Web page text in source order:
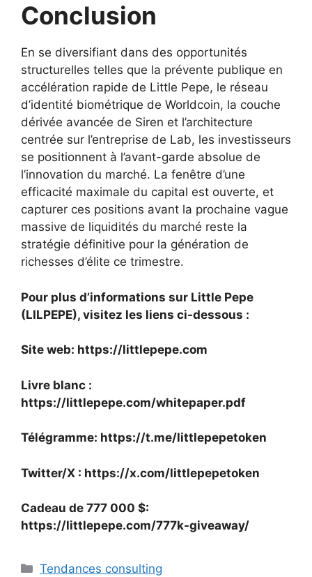
Conclusion
En se diversifiant dans des opportunités
structurelles telles que la prévente publique en
accélération rapide de Little Pepe, le réseau
d’identité biométrique de Worldcoin, la couche
dérivée avancée de Siren et l’architecture
centrée sur l’entreprise de Lab, les investisseurs
se positionnent à l’avant-garde absolue de
l’innovation du marché. La fenêtre d’une
efficacité maximale du capital est ouverte, et
capturer ces positions avant la prochaine vague
massive de liquidités du marché reste la
stratégie définitive pour la génération de
richesses d’élite ce trimestre.
Pour plus d’informations sur Little Pepe
(LILPEPE), visitez les liens ci-dessous :
Site web: https://littlepepe.com
Livre blanc :
https://littlepepe.com/whitepaper.pdf
Télégramme: https://t.me/littlepepetoken
Twitter/X : https://x.com/littlepepetoken
Cadeau de 777 000 $:
https://littlepepe.com/777k-giveaway/
Catégories
Tendances consulting